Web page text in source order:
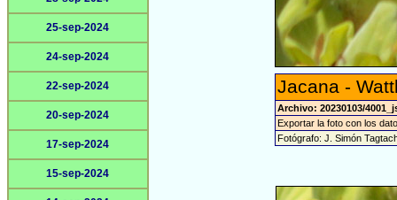
25-sep-2024
24-sep-2024
22-sep-2024
20-sep-2024
17-sep-2024
15-sep-2024
Jacana -
Archivo: 20230103/
Exportar la foto con los
Fotógrafo: J. Simón